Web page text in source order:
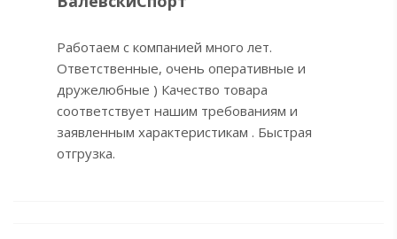
Работаем с компанией много лет.
Ответственные, очень оперативные и
дружелюбные ) Качество товара
соответствует нашим требованиям и
заявленным характеристикам . Быстрая
отгрузка.